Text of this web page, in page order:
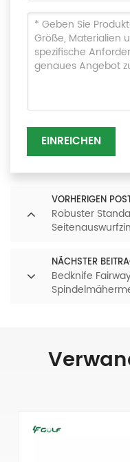
EINREICHEN
VORHERIGEN
Robuster
NÄCHSTER
Bedknife